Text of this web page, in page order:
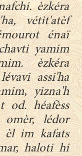
èzkéra
vétit'atèf
énaï
yamim
èzkéra
assi'ha
yizna'h
od. héafèss
omèr, lédor
èl im kafats
haloti hi